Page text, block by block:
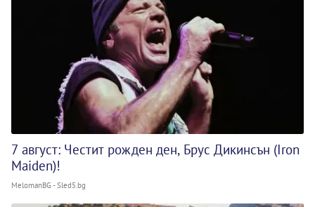
7 август: Честит рожден ден, Брус Дикинсън (Iron
Maiden)!
MelomanBG - Sled5.bg